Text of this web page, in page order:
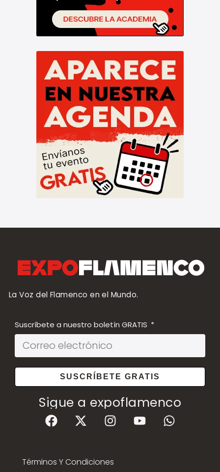
La Voz del Flamenco en el Mundo.
Suscríbete a nuestro boletín GRATIS
SUSCRÍBETE GRATIS
Sigue a expoflamenco
Términos Y Condiciones